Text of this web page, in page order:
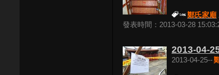
鄭氏家廟
發表時間：2013-03-28
2013-04-
2013-04-25--